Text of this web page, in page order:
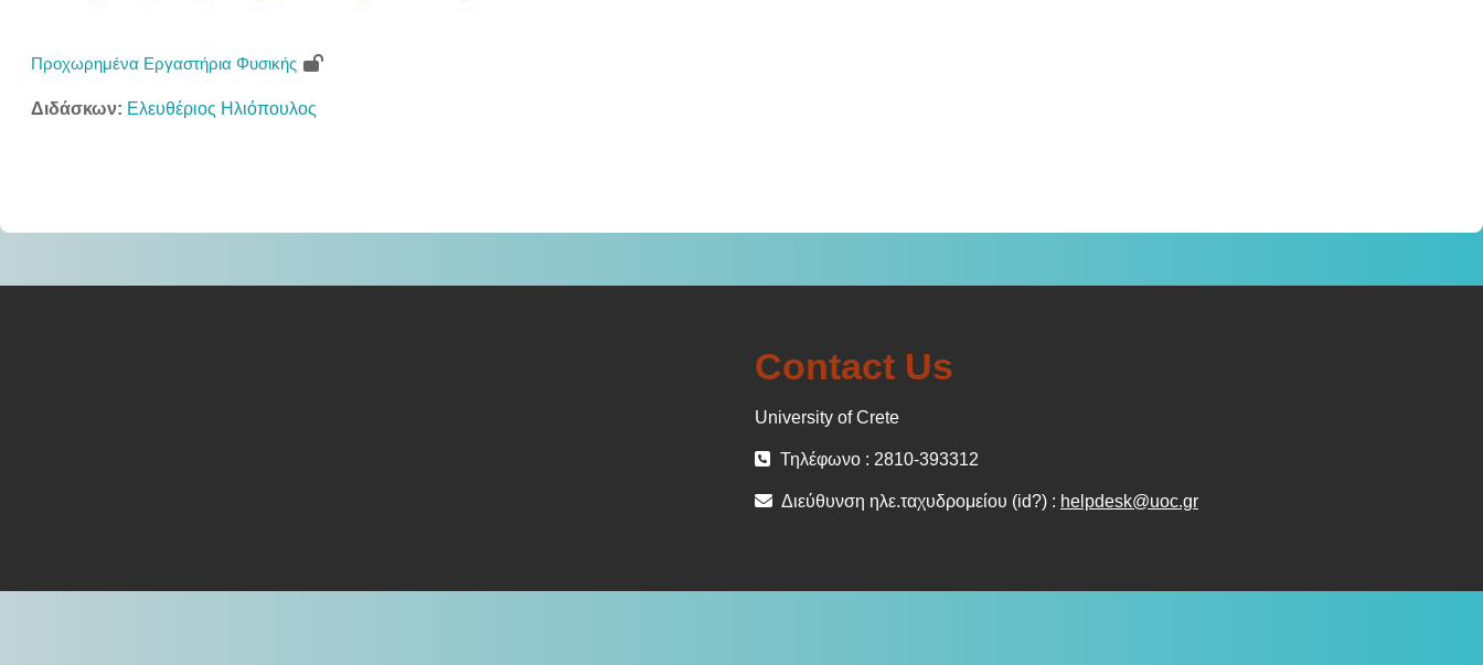
Προχωρημένα Εργαστήρια Φυσικής
Διδάσκων: Ελευθέριος Ηλιόπουλος
Contact Us
University of Crete
Τηλέφωνο : 2810-393312
Διεύθυνση ηλε.ταχυδρομείου (id?) : helpdesk@uoc.gr